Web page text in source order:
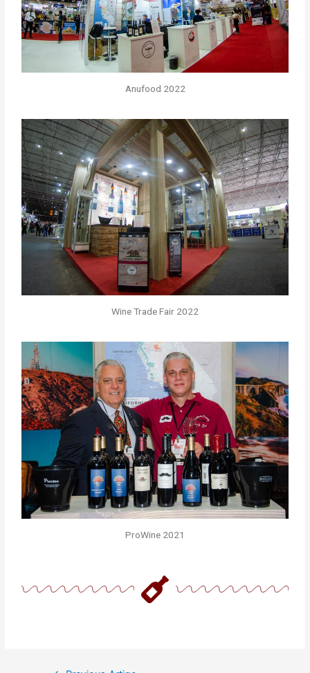
Anufood 2022
Wine Trade Fair 2022
ProWine 2021